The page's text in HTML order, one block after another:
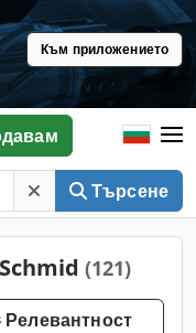
Към приложението
Търсене
(121)
Релевантност